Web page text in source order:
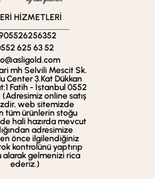
HİZMETLERİ
625 63 52
mh Selvili Mescit Sk.
Center 3.Kat Dükkan
Fatih - İstanbul 0552
online satış
web sitemizde
tüm ürünlerin stoğu
hali hazırda mevcut
adresimize
önce ilgilendiğiniz
kontrolünü yaptırıp
alarak gelmenizi rica
ederiz.)